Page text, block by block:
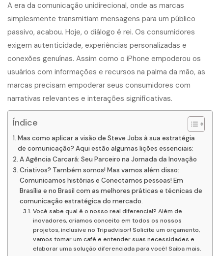
A era da comunicação unidirecional, onde as marcas
simplesmente transmitiam mensagens para um público
passivo, acabou. Hoje, o diálogo é rei. Os consumidores
exigem autenticidade, experiências personalizadas e
conexões genuínas. Assim como o iPhone empoderou os
usuários com informações e recursos na palma da mão, as
marcas precisam empoderar seus consumidores com
narrativas relevantes e interações significativas.
Índice
Mas como aplicar a visão de Steve Jobs à sua estratégia
de comunicação? Aqui estão algumas lições essenciais:
A Agência Carcará: Seu Parceiro na Jornada da Inovação
Criativos? Também somos! Mas vamos além disso:
Comunicamos histórias e Conectamos pessoas! Em
Brasília e no Brasil com as melhores práticas e técnicas de
comunicação estratégica do mercado.
Você sabe qual é o nosso real diferencial? Além de
inovadores, criamos conceito em todos os nossos
projetos, inclusive no Tripadvisor! Solicite um orçamento,
vamos tomar um café e entender suas necessidades e
elaborar uma solução diferenciada para você! Saiba mais.